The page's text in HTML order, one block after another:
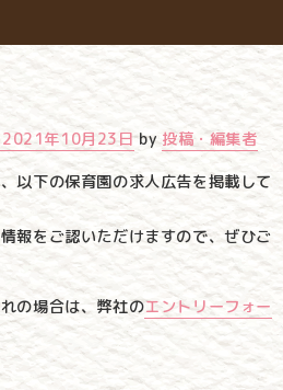
2021年10月23日by投稿・編集者
以下の保育園の求人広告を掲載して
報をご認いただけますので、ぜひご
の場合は、弊社のエントリーフォー